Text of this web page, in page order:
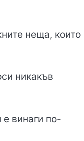
неща, които
никакъв
винаги по-